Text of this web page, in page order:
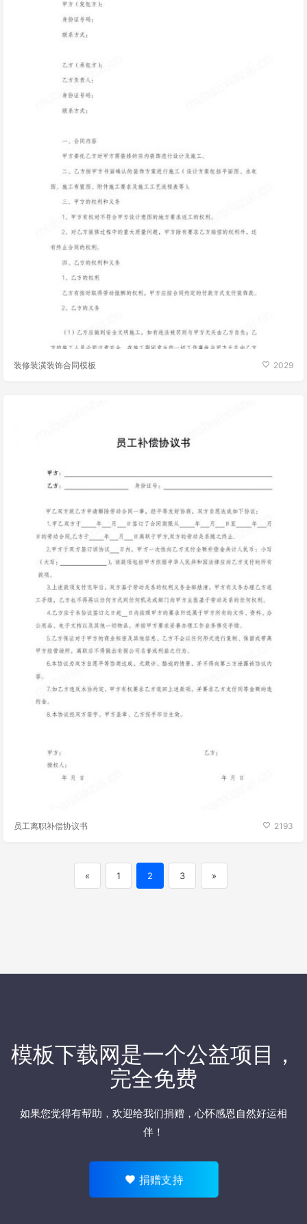
装修装潢装饰合同模板 2029
员工离职补偿协议书 2193
« 1 2 3 »
模板下载网是一个公益项目，
完全免费
如果您觉得有帮助，欢迎给我们捐赠 ，心怀感恩自然好运相
伴！
捐赠支持